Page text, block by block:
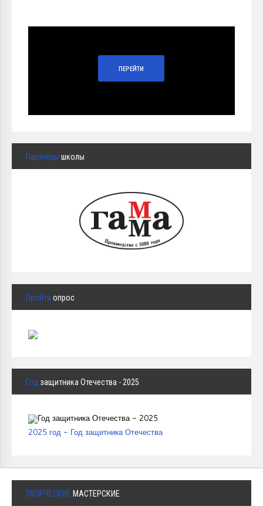
ПЕРЕЙТИ
Партнёры школы
Пройти опрос
Год защитника Отечества - 2025
2025 год - Год защитника Отечества
ТВОРЧЕСКИЕ МАСТЕРСКИЕ